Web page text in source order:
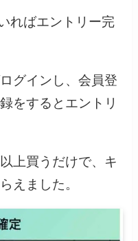
ればエントリー完
グインし、会員登
をするとエントリ
上買うだけで、キ
えました。